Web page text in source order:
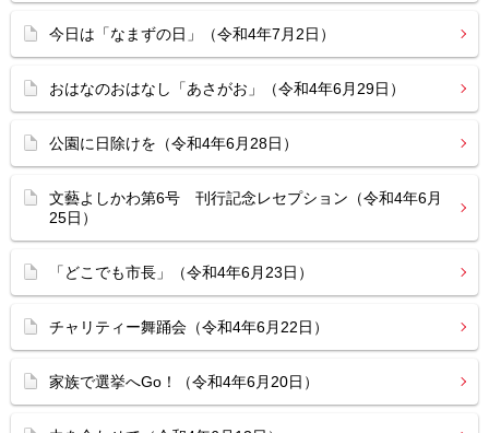
今日は「なまずの日」（令和4年7月2日）
おはなのおはなし「あさがお」（令和4年6月29日）
公園に日除けを（令和4年6月28日）
文藝よしかわ第6号 刊行記念レセプション（令和4年6月
25日）
「どこでも市長」（令和4年6月23日）
チャリティー舞踊会（令和4年6月22日）
家族で選挙へGo！（令和4年6月20日）